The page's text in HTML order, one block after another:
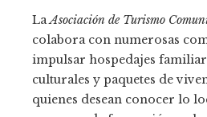
La Asociación de Turismo
colabora con numerosas
impulsar hospedajes
culturales y paquetes de
quienes desean conocer lo